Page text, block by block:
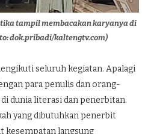
tampil membacakan karyanya di
dok.pribadi/kaltengtv.com)
seluruh kegiatan. Apalagi
para penulis dan orang-
dunia literasi dan penerbitan.
yang dibutuhkan penerbit
kesempatan langsung